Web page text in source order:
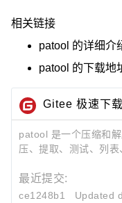
相关链接
patool 的详细介
patool 的下载地
Gitee 极速下
patool 是一个压缩和
压、提取、测试、列
最近提交:
ce1248b1
Updated